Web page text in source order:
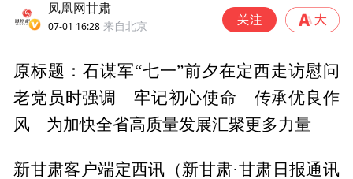
凤凰网甘肃
07-01 16:28 来自北京
原标题：石谋军“七一”前夕在定西走访慰问
老党员时强调 牢记初心使命 传承优良作
风 为加快全省高质量发展汇聚更多力量
新甘肃客户端定西讯（新甘肃·甘肃日报通讯